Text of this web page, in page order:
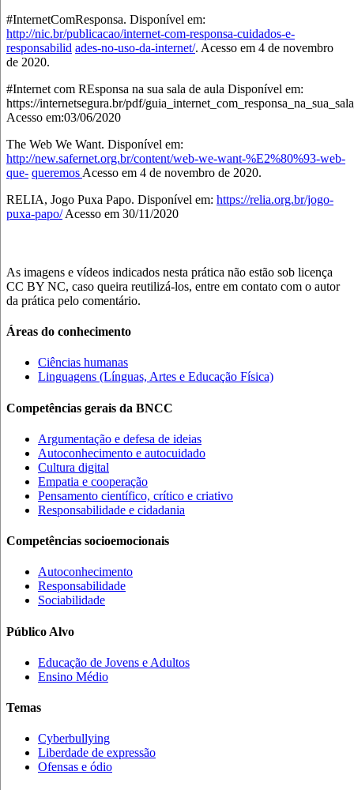
#InternetComResponsa. Disponível em:
http://nic.br/publicacao/internet-com-responsa-cuidados-e-
responsabilid ades-no-uso-da-internet/. Acesso em 4 de novembro
de 2020.
#Internet com REsponsa na sua sala de aula Disponível em:
https://internetsegura.br/pdf/
Acesso em:03/06/2020
The Web We Want. Disponível em:
http://new.safernet.org.br/content/web-we-want-%E2%80%93-web-
que- queremos Acesso em 4 de novembro de 2020.
RELIA, Jogo Puxa Papo. Disponível em: https://relia.org.br/jogo-
puxa-papo/Acesso em 30/11/2020
As imagens e vídeos indicados nesta prática não estão sob licença
CC BY NC, caso queira reutilizá-los, entre em contato com o autor
da prática pelo comentário.
Áreas do conhecimento
Ciências humanas
Linguagens (Línguas, Artes e Educação Física)
Competências gerais da BNCC
Argumentação e defesa de ideias
Autoconhecimento e autocuidado
Cultura digital
Empatia e cooperação
Pensamento científico, crítico e criativo
Responsabilidade e cidadania
Competências socioemocionais
Autoconhecimento
Responsabilidade
Sociabilidade
Público Alvo
Educação de Jovens e Adultos
Ensino Médio
Temas
Cyberbullying
Liberdade de expressão
Ofensas e ódio